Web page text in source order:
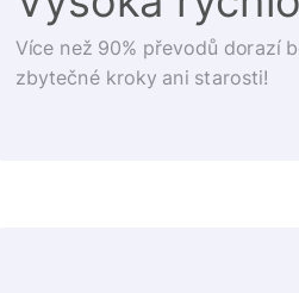
Více než 90% převodů dorazí
zbytečné kroky ani starosti!